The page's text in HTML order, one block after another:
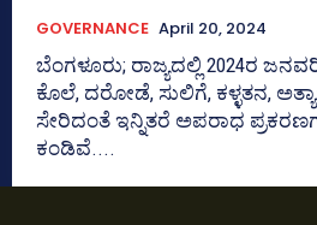
GOVERNANCE April 20, 2024
ಬೆಂಗಳೂರು; ರಾಜ್ಯದಲ್ಲಿ 2024ರ
ಕೊಲೆ, ದರೋಡೆ, ಸುಲಿಗೆ, ಕಳ್ಳತನ,
ಸೇರಿದಂತೆ ಇನ್ನಿತರೆ ಅಪರಾಧ
ಕಂಡಿವೆ....